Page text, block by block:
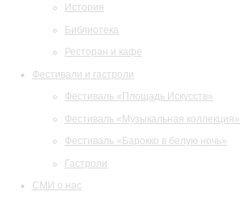
История
Библиотека
Ресторан и кафе
Фестивали и гастроли
Фестиваль «Площадь Искусств»
Фестиваль «Музыкальная коллекция»
Фестиваль «Барокко в белую ночь»
Гастроли
СМИ о нас